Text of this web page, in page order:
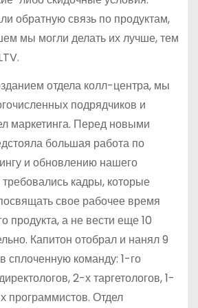
обратную связь по продуктам,
мы могли делать их лучше, тем
отдела колл-центра, мы
подрядчиков и
маркетинга. Перед новыми
большая работа по
и обновлению нашего
кадры, которые
свое рабочее время
продукта, а не вести еще 10
Капитон отобрал и нанял 9
сплоченную команду: 1-го
2-х таргетологов, 1-
программистов. Отдел